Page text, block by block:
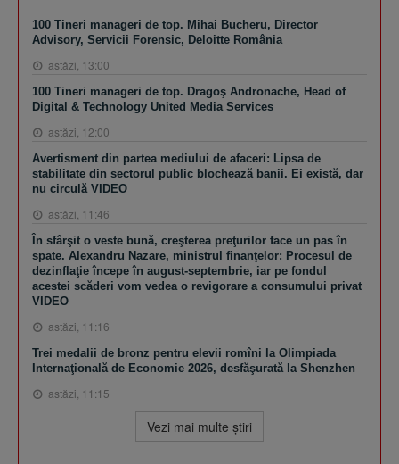
100 Tineri manageri de top. Mihai Bucheru, Director
Advisory, Servicii Forensic, Deloitte România
astăzi, 13:00
100 Tineri manageri de top. Dragoş Andronache, Head of
Digital & Technology United Media Services
astăzi, 12:00
Avertisment din partea mediului de afaceri: Lipsa de
stabilitate din sectorul public blochează banii. Ei există, dar
nu circulă VIDEO
astăzi, 11:46
În sfârşit o veste bună, creşterea preţurilor face un pas în
spate. Alexandru Nazare, ministrul finanţelor: Procesul de
dezinflaţie începe în august-septembrie, iar pe fondul
acestei scăderi vom vedea o revigorare a consumului privat
VIDEO
astăzi, 11:16
Trei medalii de bronz pentru elevii romîni la Olimpiada
Internaţională de Economie 2026, desfăşurată la Shenzhen
astăzi, 11:15
Vezi mai multe ştiri